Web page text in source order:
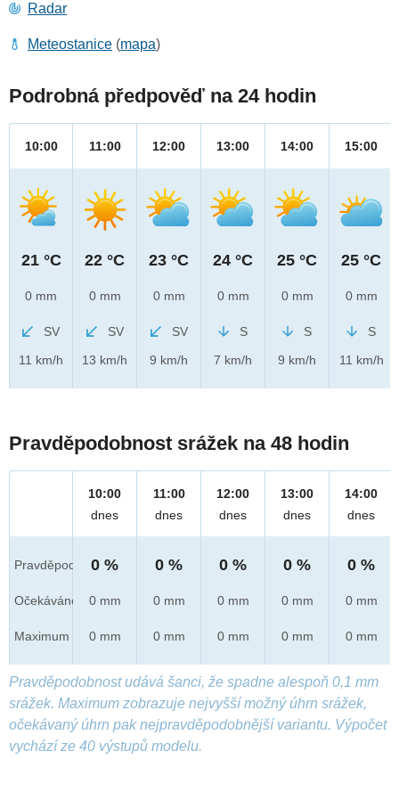
Radar
Meteostanice (mapa)
Podrobná předpověď na 24 hodin
10:00
21 °C
0 mm
SV
11 km/h
11:00
22 °C
0 mm
SV
13 km/h
12:00
23 °C
0 mm
SV
9 km/h
13:00
24 °C
0 mm
S
7 km/h
14:00
25 °C
0 mm
S
9 km/h
15:00
25 °C
0 mm
S
11 km/h
Pravděpodobnost srážek na 48 hodin
Pravděpod.
Očekáváno
Maximum
10:00
dnes
0 %
0 mm
0 mm
11:00
dnes
0 %
0 mm
0 mm
12:00
dnes
0 %
0 mm
0 mm
13:00
dnes
0 %
0 mm
0 mm
14:00
dnes
0 %
0 mm
0 mm
Pravděpodobnost udává šanci, že spadne alespoň 0,1 mm
srážek. Maximum zobrazuje nejvyšší možný úhrn srážek,
očekávaný úhrn pak nejpravděpodobnější variantu. Výpočet
vychází ze 40 výstupů modelu.